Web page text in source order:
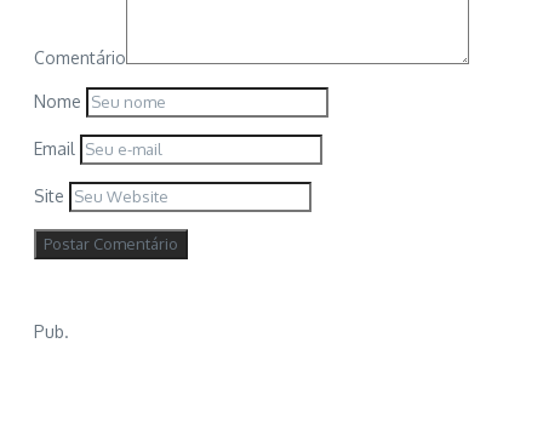
Comentário
Nome
Email
Site
Pub.